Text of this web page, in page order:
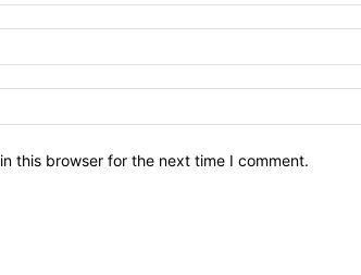
this browser for the next time I comment.